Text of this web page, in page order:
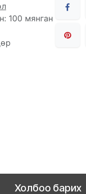
100 мянган
Холбоо барих